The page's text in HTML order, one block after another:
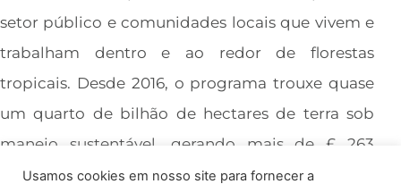
setor público e comunidades locais que vivem e
trabalham dentro e ao redor de florestas
tropicais. Desde 2016, o programa trouxe quase
um quarto de bilhão de hectares de terra sob
manejo sustentável, gerando mais de £ 263
milhões (R$ 1,51 bilhão) em investimentos do
Usamos cookies em nosso site para fornecer a